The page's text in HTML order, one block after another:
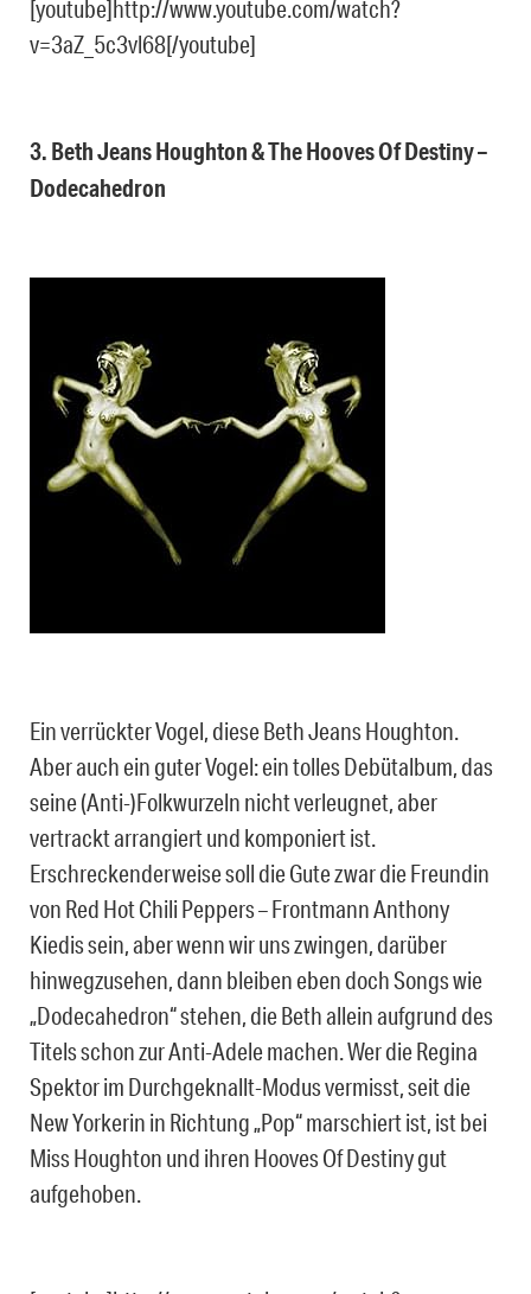
[youtube]http://www.youtube.com/watch?
v=3aZ_5c3vl68[/youtube]
3. Beth Jeans Houghton & The Hooves Of Destiny –
Dodecahedron
Ein verrückter Vogel, diese Beth Jeans Houghton.
Aber auch ein guter Vogel: ein tolles Debütalbum, das
seine (Anti-)Folkwurzeln nicht verleugnet, aber
vertrackt arrangiert und komponiert ist.
Erschreckenderweise soll die Gute zwar die Freundin
von Red Hot Chili Peppers – Frontmann Anthony
Kiedis sein, aber wenn wir uns zwingen, darüber
hinwegzusehen, dann bleiben eben doch Songs wie
„Dodecahedron“ stehen, die Beth allein aufgrund des
Titels schon zur Anti-Adele machen. Wer die Regina
Spektor im Durchgeknallt-Modus vermisst, seit die
New Yorkerin in Richtung „Pop“ marschiert ist, ist bei
Miss Houghton und ihren Hooves Of Destiny gut
aufgehoben.